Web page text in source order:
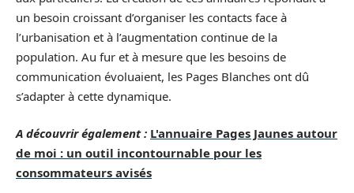
un besoin croissant d’organiser les contacts face à
l’urbanisation et à l’augmentation continue de la
population. Au fur et à mesure que les besoins de
communication évoluaient, les Pages Blanches ont dû
s’adapter à cette dynamique.
A découvrir également : L'annuaire Pages Jaunes autour
de moi : un outil incontournable pour les
consommateurs avisés